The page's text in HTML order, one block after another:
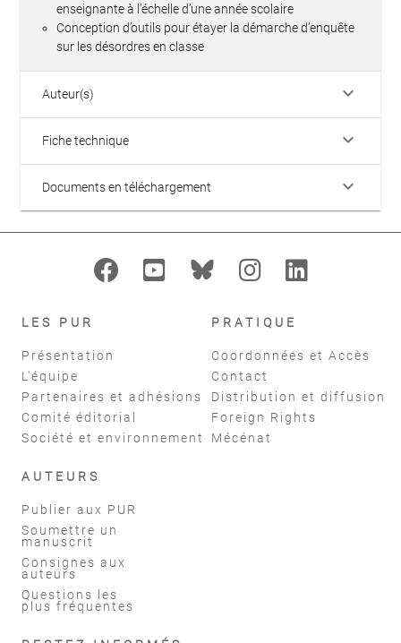
enseignante à l’échelle d’une année scolaire
Conception d’outils pour étayer la démarche d’enquête
sur les désordres en classe
Auteur(s) keyboard_arrow_down
Fiche technique keyboard_arrow_down
Documents en téléchargement keyboard_arrow_down
LES PUR
Présentation
L'équipe
Partenaires et adhésions
Comité éditorial
Société et environnement
PRATIQUE
Coordonnées et Accès
Contact
Distribution et diffusion
Foreign Rights
Mécénat
AUTEURS
Publier aux PUR
Soumettre un
manuscrit
Consignes aux
auteurs
Questions les
plus fréquentes